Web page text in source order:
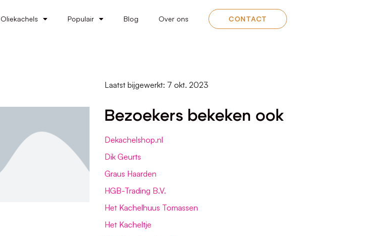
Oliekachels Populair Blog Over ons CONTACT
Laatst bijgewerkt: 7 okt. 2023
Bezoekers bekeken ook
Dekachelshop.nl
Dik Geurts
Graus Haarden
HGB-Trading B.V.
Het Kachelhuus Tomassen
Het Kacheltje